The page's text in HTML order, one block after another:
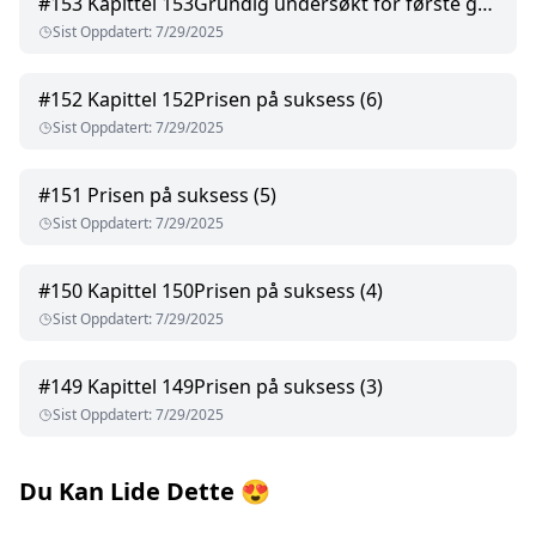
Sist Oppdatert:7/29/2025
#152 Kapittel 152Prisen på suksess (6)
Sist Oppdatert:7/29/2025
#151 Prisen på suksess (5)
Sist Oppdatert:7/29/2025
#150 Kapittel 150Prisen på suksess (4)
Sist Oppdatert:7/29/2025
#149 Kapittel 149Prisen på suksess (3)
Sist Oppdatert:7/29/2025
Du Kan Lide Dette 😍